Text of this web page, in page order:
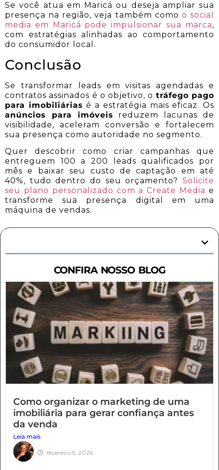
Se você atua em Maricá ou deseja ampliar sua
presença na região, veja também como o social
media em Maricá pode impulsionar sua marca,
com estratégias alinhadas ao comportamento
do consumidor local.
Conclusão
Se transformar leads em visitas agendadas e
contratos assinados é o objetivo, o tráfego pago
para imobiliárias é a estratégia mais eficaz. Os
anúncios para imóveis reduzem lacunas de
visibilidade, aceleram conversão e fortalecem
sua presença como autoridade no segmento.
Quer descobrir como criar campanhas que
entreguem 100 a 200 leads qualificados por
mês e baixar seu custo de captação em até
40%, tudo dentro do seu orçamento? Solicite
seu plano personalizado com a Create Media e
transforme sua presença digital em uma
máquina de vendas.
CONFIRA NOSSO BLOG
Como organizar o marketing de uma
imobiliária para gerar confiança antes
da venda
Leia mais
fevereiro 5, 2026